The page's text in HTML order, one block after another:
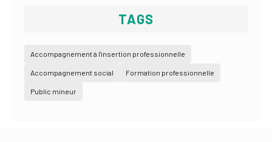
TAGS
Accompagnement à l'insertion professionnelle
Accompagnement social Formation professionnelle
Public mineur